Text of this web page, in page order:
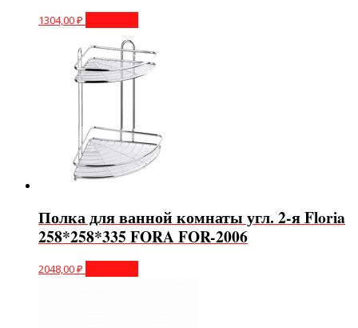
1304,00₽
Полка для ванной комнаты угл. 2-я Floria
258*258*335 FORA FOR-2006
2048,00₽